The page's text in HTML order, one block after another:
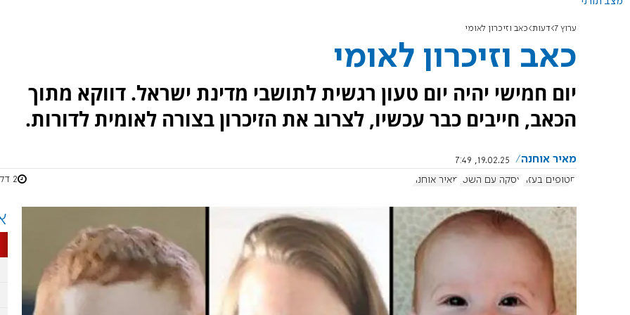
ערוץ 7 דעות כאב וזיכרון לאומי
כאב וזיכרון לאומי
יום חמישי יהיה יום טעון רגשית לתושבי מדינת ישראל. דווקא מתוך
הכאב, חייבים כבר עכשיו, לצרוב את הזיכרון בצורה לאומית לדורות.
מאיר אוחנה
19.02.25, 7:49
חטופים בעזה
עסקה עם השטן מאיר אוחנה 2 דקות